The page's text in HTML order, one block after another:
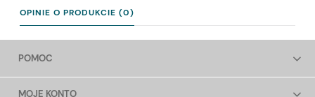
OPINIE O PRODUKCIE (0)
POMOC
MOJE KONTO